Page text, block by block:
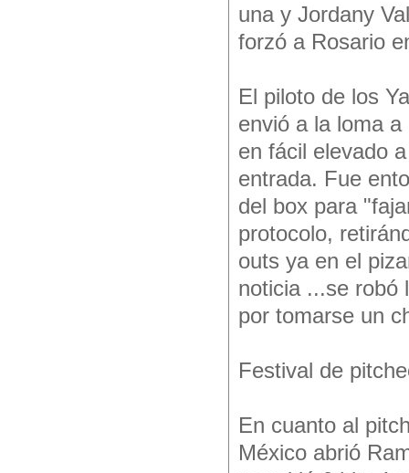
una y Jordany
forzó a Rosario
El piloto de los
envió a la loma
en fácil elevado
entrada. Fue
del box para
protocolo,
outs ya en el
noticia ...se robó
por tomarse un
Festival de
En cuanto al
México abrió